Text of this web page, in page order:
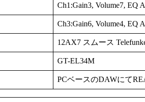
Ch1:Gain3, Volume7, EQ
Ch3:Gain6, Volume4, EQ
12AX7 スムース
GT-EL34M
PCベースのDAWにて